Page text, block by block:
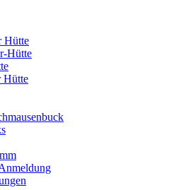
Hütte
Hütte
Hütte